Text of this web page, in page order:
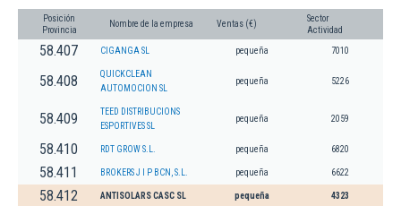
Posición
Provincia
Nombre de la empresa Ventas (€)
Sector
Actividad
58.407 CIGANGA SL pequeña 7010
58.408
QUICKCLEAN
AUTOMOCION SL
pequeña 5226
58.409
TEED DISTRIBUCIONS
ESPORTIVES SL
pequeña 2059
58.410 RDT GROW S.L. pequeña 6820
58.411 BROKERS J I P BCN, S.L. pequeña 6622
58.412 ANTISOLARS CASC SL pequeña 4323